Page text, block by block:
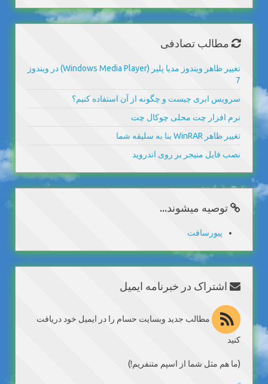
مطالب تصادفی
تغییر ظاهر ویندوز مدیا پلیر (Windows Media Player) در ویندوز
7
سرویس ابری چیست و چگونه از آن استفاده کنیم؟
نرم افزار چت محلی چوکال چت
تغییر ظاهر WinRAR بنا به سلیقه شما
نصب فایل منیجر بر روی اندروید
توصیه میشوند...
پیورسافت
اشتراک در خبرنامه ایمیل
مطالب جدید وبسایت حسام را در ایمیل خود دریافت
کنید
(ما هم مثل شما از اسپم متنفریم!)